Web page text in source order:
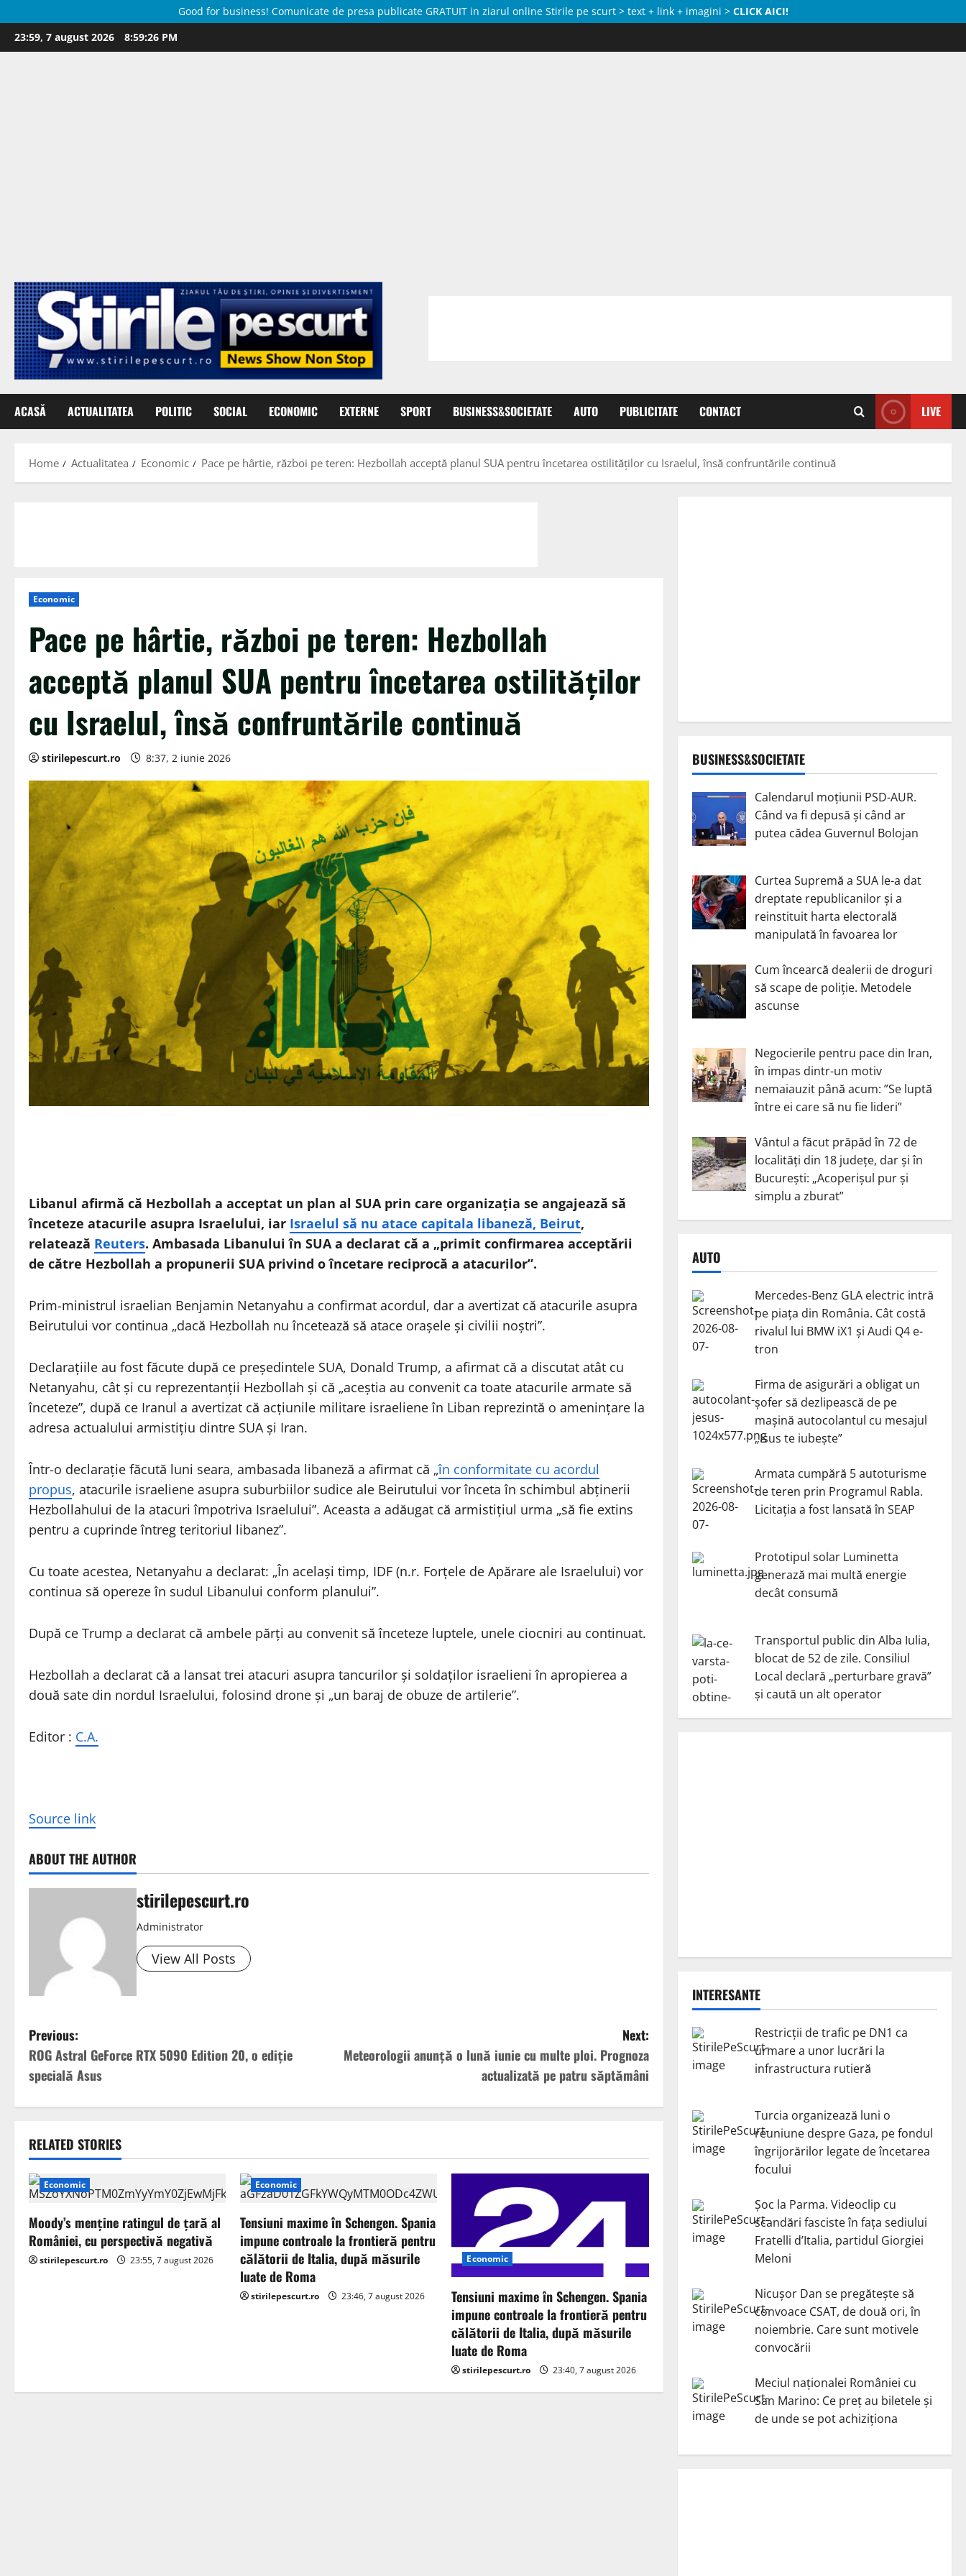
Good for business! Comunicate de presa publicate GRATUIT in ziarul online Stirile pe scurt > text + link + imagini > CLICK AICI!
Skip
to
23:59, 7 august 2026 8:59:28 PM
ACASĂ ACTUALITATEA POLITIC SOCIAL ECONOMIC EXTERNE SPORT BUSINESS&SOCIETATE AUTO PUBLICITATE CONTACT LIVE
Home Actualitatea Economic Pace pe hârtie, război pe teren: Hezbollah acceptă planul SUA pentru încetarea ostilităților cu Israelul, însă confruntările continuă
Economic
Pace pe hârtie, război pe teren: Hezbollah
acceptă planul SUA pentru încetarea ostilităților
cu Israelul, însă confruntările continuă
stirilepescurt.ro 8:37, 2 iunie 2026
Libanul afirmă că Hezbollah a acceptat un plan al SUA prin care organizaţia se angajează să
înceteze atacurile asupra Israelului, iar Israelul să nu atace capitala libaneză, Beirut,
relatează Reuters. Ambasada Libanului în SUA a declarat că a „primit confirmarea acceptării
de către Hezbollah a propunerii SUA privind o încetare reciprocă a atacurilor”.
Prim-ministrul israelian Benjamin Netanyahu a confirmat acordul, dar a avertizat că atacurile asupra
Beirutului vor continua „dacă Hezbollah nu încetează să atace oraşele şi civilii noştri”.
Declaraţiile au fost făcute după ce preşedintele SUA, Donald Trump, a afirmat că a discutat atât cu
Netanyahu, cât şi cu reprezentanţii Hezbollah şi că „aceştia au convenit ca toate atacurile armate să
înceteze”, după ce Iranul a avertizat că acţiunile militare israeliene în Liban reprezintă o ameninţare la
adresa actualului armistiţiu dintre SUA şi Iran.
Într-o declaraţie făcută luni seara, ambasada libaneză a afirmat că „în conformitate cu acordul
propus, atacurile israeliene asupra suburbiilor sudice ale Beirutului vor înceta în schimbul abţinerii
Hezbollahului de la atacuri împotriva Israelului”. Aceasta a adăugat că armistiţiul urma „să fie extins
pentru a cuprinde întreg teritoriul libanez”.
Cu toate acestea, Netanyahu a declarat: „În acelaşi timp, IDF (n.r. Forţele de Apărare ale Israelului) vor
continua să opereze în sudul Libanului conform planului”.
După ce Trump a declarat că ambele părţi au convenit să înceteze luptele, unele ciocniri au continuat.
Hezbollah a declarat că a lansat trei atacuri asupra tancurilor şi soldaţilor israelieni în apropierea a
două sate din nordul Israelului, folosind drone şi „un baraj de obuze de artilerie”.
Editor : C.A.
Source link
ABOUT THE AUTHOR
stirilepescurt.ro
Administrator
View All Posts
P
o
s
n
a
v
i
o
Previous:
ROG Astral GeForce RTX 5090 Edition 20, o ediție
specială Asus
Next:
Meteorologii anunță o lună iunie cu multe ploi. Prognoza
actualizată pe patru săptămâni
RELATED STORIES
Economic
Moody’s menține ratingul de țară al
României, cu perspectivă negativă
stirilepescurt.ro 23:55, 7 august 2026
Economic
Tensiuni maxime în Schengen. Spania
impune controale la frontieră pentru
călătorii de Italia, după măsurile
luate de Roma
stirilepescurt.ro 23:46, 7 august 2026
Economic
Tensiuni maxime în Schengen. Spania
impune controale la frontieră pentru
călătorii de Italia, după măsurile
luate de Roma
stirilepescurt.ro 23:40, 7 august 2026
BUSINESS&SOCIETATE
Calendarul moțiunii PSD-AUR.
Când va fi depusă și când ar
putea cădea Guvernul Bolojan
Curtea Supremă a SUA le-a dat
dreptate republicanilor și a
reinstituit harta electorală
manipulată în favoarea lor
Cum încearcă dealerii de droguri
să scape de poliție. Metodele
ascunse
Negocierile pentru pace din Iran,
în impas dintr-un motiv
nemaiauzit până acum: ”Se luptă
între ei care să nu fie lideri”
Vântul a făcut prăpăd în 72 de
localități din 18 județe, dar și în
București: „Acoperișul pur și
simplu a zburat”
AUTO
Mercedes-Benz GLA electric intră
pe piața din România. Cât costă
rivalul lui BMW iX1 și Audi Q4 e-
tron
Firma de asigurări a obligat un
șofer să dezlipească de pe
mașină autocolantul cu mesajul
„Isus te iubește”
Armata cumpără 5 autoturisme
de teren prin Programul Rabla.
Licitația a fost lansată în SEAP
Prototipul solar Luminetta
generază mai multă energie
decât consumă
Transportul public din Alba Iulia,
blocat de 52 de zile. Consiliul
Local declară „perturbare gravă”
și caută un alt operator
INTERESANTE
Restricții de trafic pe DN1 ca
urmare a unor lucrări la
infrastructura rutieră
Turcia organizează luni o
reuniune despre Gaza, pe fondul
îngrijorărilor legate de încetarea
focului
Șoc la Parma. Videoclip cu
scandări fasciste în fața sediului
Fratelli d’Italia, partidul Giorgiei
Meloni
Nicuşor Dan se pregăteşte să
convoace CSAT, de două ori, în
noiembrie. Care sunt motivele
convocării
Meciul naționalei României cu
San Marino: Ce preț au biletele și
de unde se pot achiziționa